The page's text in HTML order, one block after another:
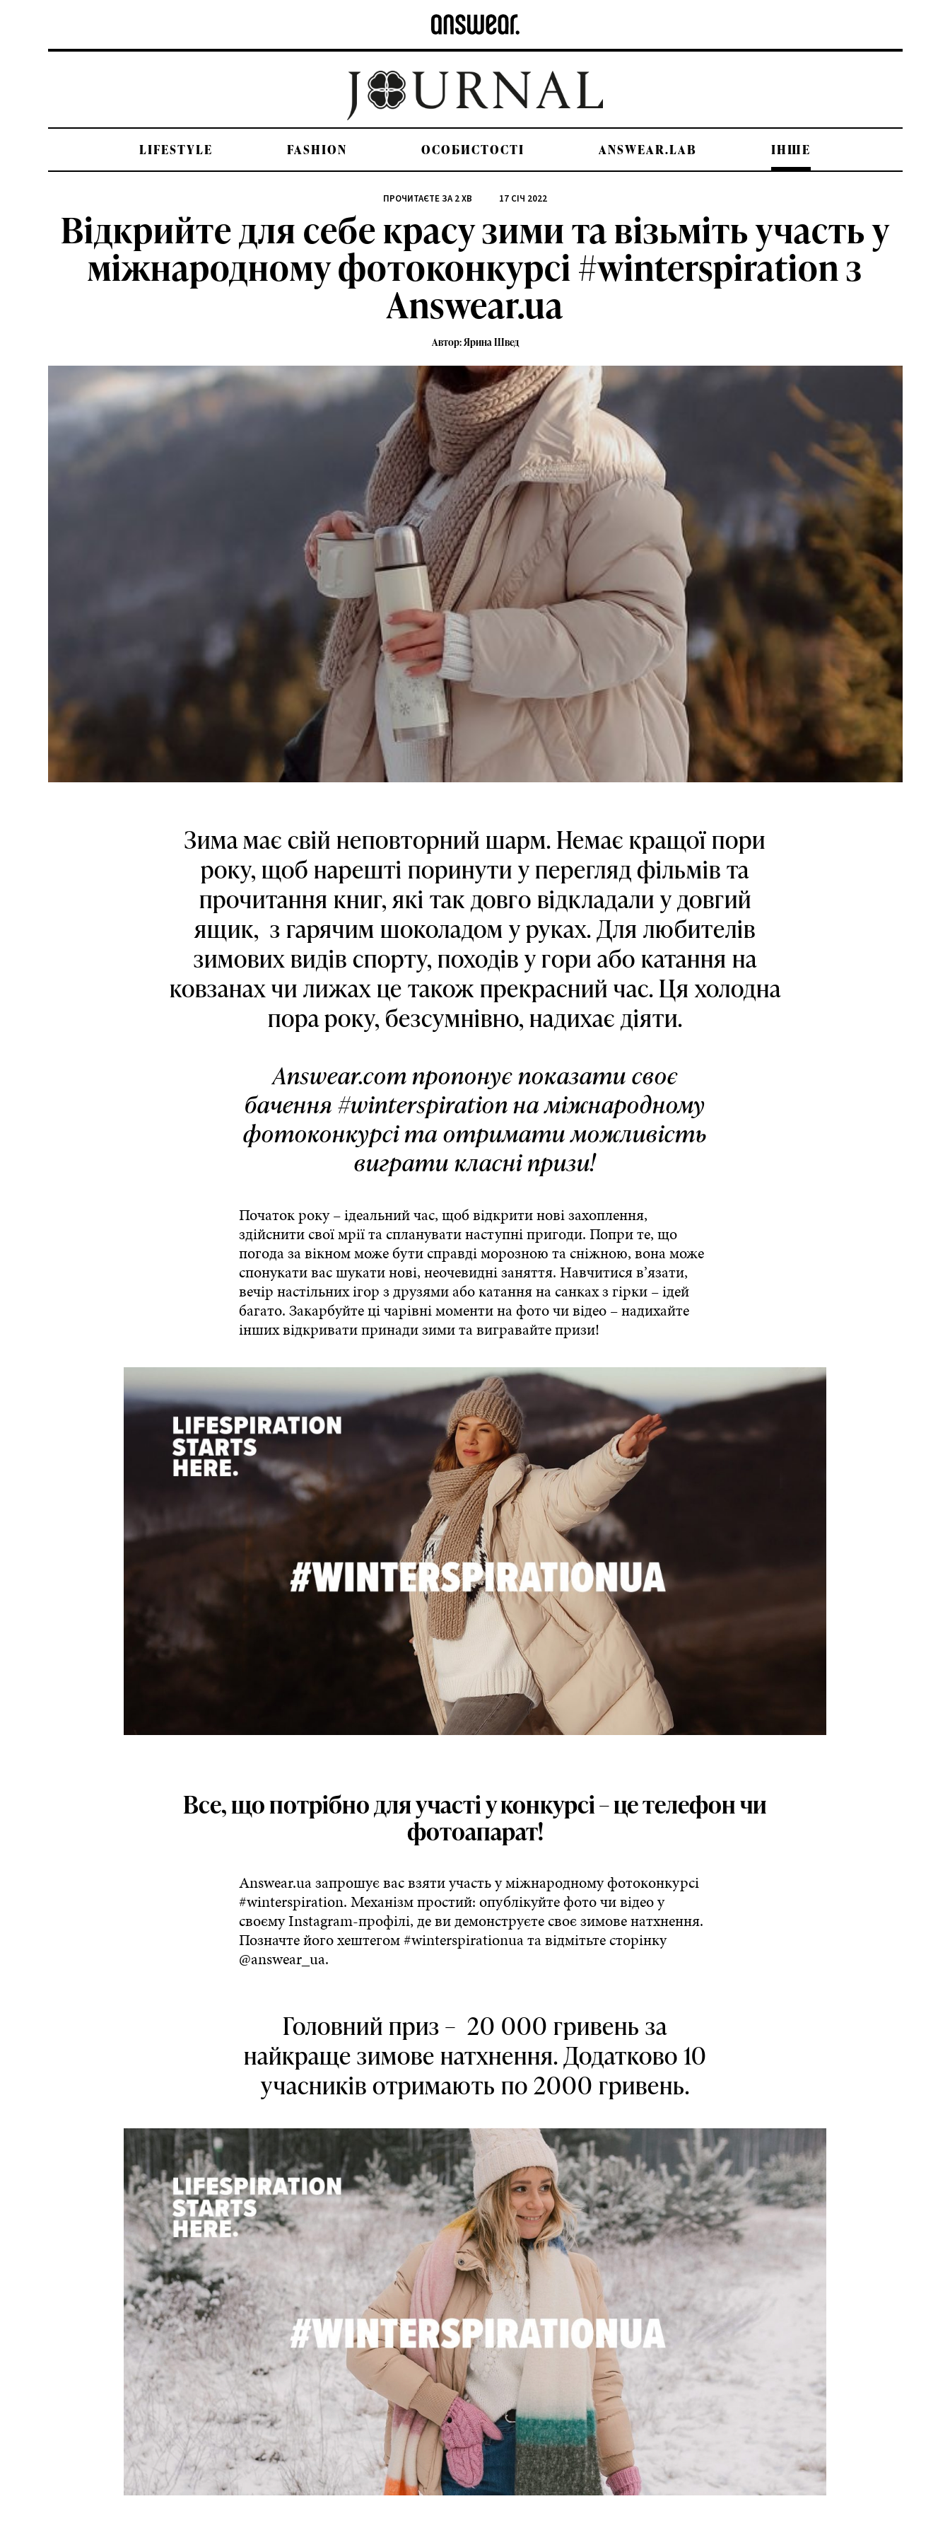
LIFESTYLE FASHION ОСОБИСТОСТІ ANSWEAR.LAB ІНШЕ
ПРОЧИТАЄТЕ ЗА2ХВ 17 СІЧ 2022
Відкрийте для себе красу зими та візьміть участь у
міжнародному фотоконкурсі #winterspiration з
Answear.ua
Автор: Ярина Швед
Зима має свій неповторний шарм. Немає кращої пори
року, щоб нарешті поринути у перегляд фільмів та
прочитання книг, які так довго відкладали у довгий
ящик, з гарячим шоколадом у руках. Для любителів
зимових видів спорту, походів у гори або катання на
ковзанах чи лижах це також прекрасний час. Ця холодна
пора року, безсумнівно, надихає діяти.
Answear.com пропонує показати своє
бачення #winterspiration на міжнародному
фотоконкурсі та отримати можливість
виграти класні призи!
Початок року – ідеальний час, щоб відкрити нові захоплення,
здійснити свої мрії та спланувати наступні пригоди. Попри те, що
погода за вікном може бути справді морозною та сніжною, вона може
спонукати вас шукати нові, неочевидні заняття. Навчитися в’язати,
вечір настільних ігор з друзями або катання на санках з гірки – ідей
багато. Закарбуйте ці чарівні моменти на фото чи відео – надихайте
інших відкривати принади зими та вигравайте призи!
Все, що потрібно для участі у конкурсі – це телефон чи
фотоапарат!
Answear.ua запрошує вас взяти участь у міжнародному фотоконкурсі
#winterspiration. Механізм простий: опублікуйте фото чи відео у
своєму Instagram-профілі, де ви демонструєте своє зимове натхнення.
Позначте його хештегом #winterspirationua та відмітьте сторінку
@answear_ua.
Головний приз – 20 000 гривень за
найкраще зимове натхнення. Додатково 10
учасників отримають по 2000 гривень.